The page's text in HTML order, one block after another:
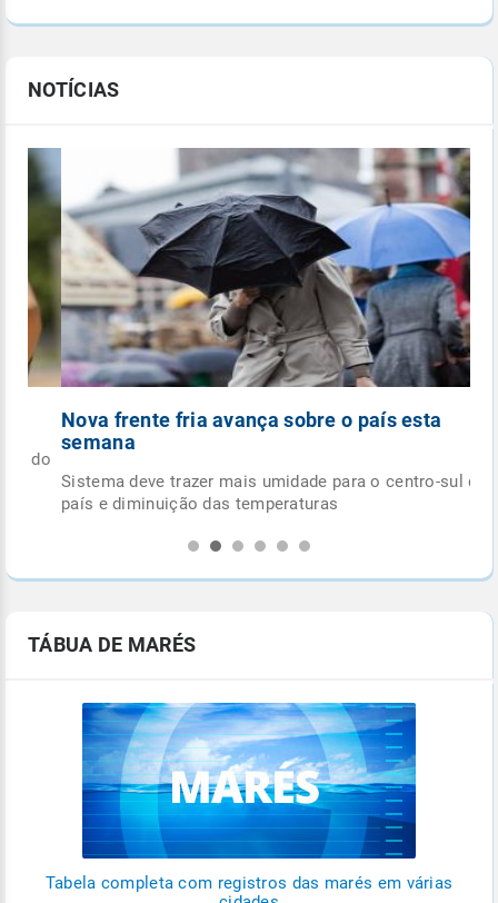
NOTÍCIAS
Nova frente fria avança sobre o país esta
semana
Sistema deve trazer mais umidade para o centro-sul do
país e diminuição das temperaturas
TÁBUA DE MARÉS
Tabela completa com registros das marés em várias